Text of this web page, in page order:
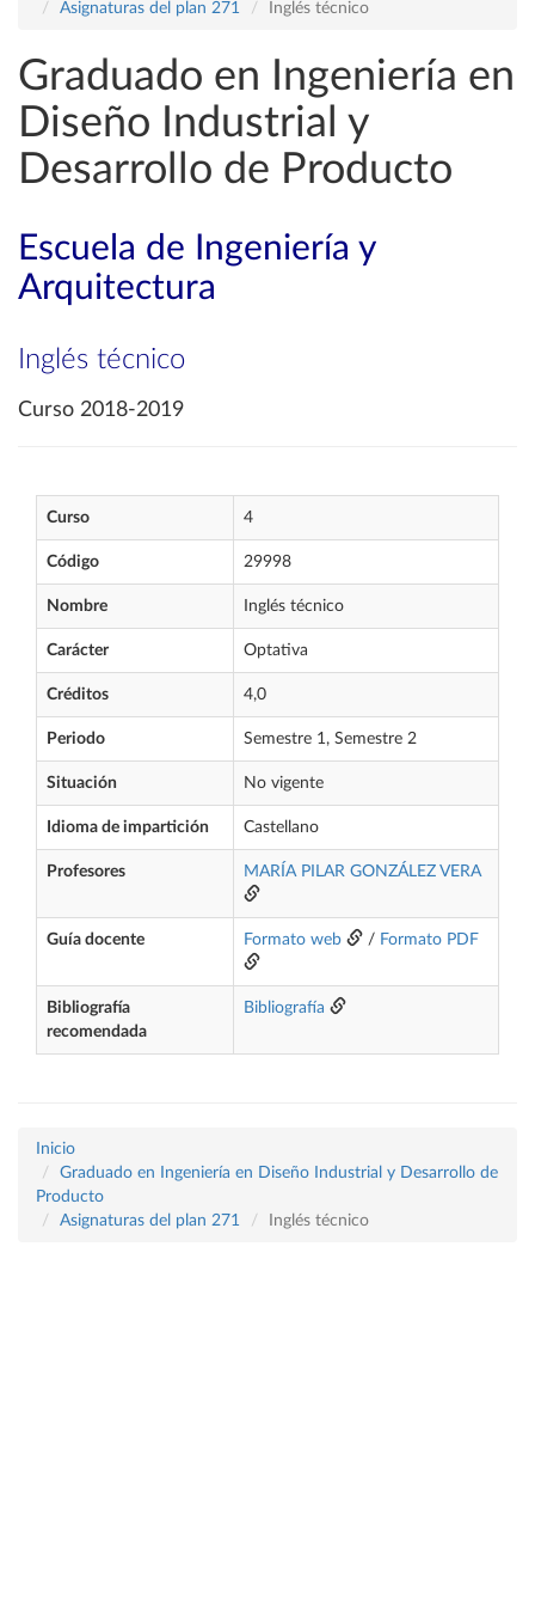
Asignaturas del plan 271
Inglés técnico
Graduado en Ingeniería en
Diseño Industrial y
Desarrollo de Producto
Escuela de Ingeniería y
Arquitectura
Inglés técnico
Curso 2018-2019
Curso 4
Código 29998
Nombre Inglés técnico
Carácter Optativa
Créditos 4,0
Periodo Semestre 1, Semestre 2
Situación No vigente
Idioma de impartición Castellano
Profesores MARÍA PILAR GONZÁLEZ VERA
Guía docente Formato web / Formato PDF
Bibliografía
recomendada
Bibliografía
Inicio
Graduado en Ingeniería en Diseño Industrial y Desarrollo de
Producto
Asignaturas del plan 271
Inglés técnico